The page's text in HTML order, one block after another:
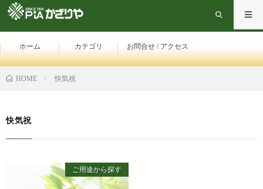
ホーム カテゴリ お問合せ / アクセス
HOME 快気祝
快気祝
ご用途から探す